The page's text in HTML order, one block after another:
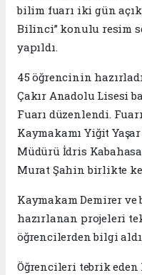
bilim fuarı iki gün açık
Bilinci” konulu resim
yapıldı.
45 öğrencinin
Çakır Anadolu Lisesi
Fuarı düzenlendi.
Kaymakamı Yiğit
Müdürü İdris
Murat Şahin birlikte
Kaymakam Demirer
hazırlanan projeleri
öğrencilerden bilgi
Öğrencileri tebrik eden